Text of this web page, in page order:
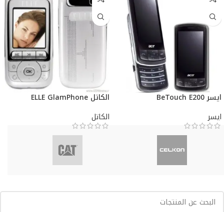
ايسر BeTouch E200
ايسر
الكاتل ELLE GlamPhone
الكاتل